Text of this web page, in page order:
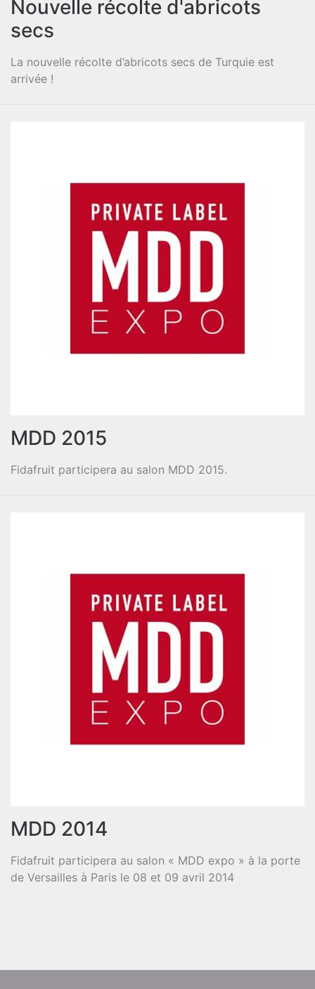
Nouvelle récolte d'abricots
secs
La nouvelle récolte d’abricots secs de Turquie est
arrivée !
MDD 2015
Fidafruit participera au salon MDD 2015.
MDD 2014
Fidafruit participera au salon « MDD expo » à la porte
de Versailles à Paris le 08 et 09 avril 2014